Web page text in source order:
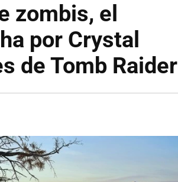
zombis, el
por Crystal
de Tomb Raider